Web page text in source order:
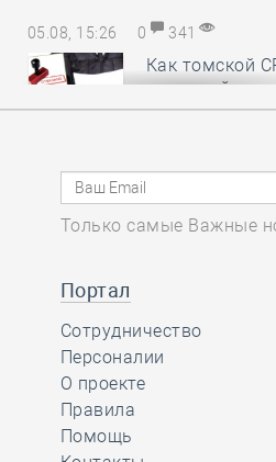
05.08, 15:26 0 341
Как томской
НОСТРОЙ
отстоять КФ
28,6 миллиона рублей
объединения
изыскателей и
вручены награды
профессионального
Только самые Важные
Портал
Сотрудничество
Персоналии
О проекте
Правила
Помощь